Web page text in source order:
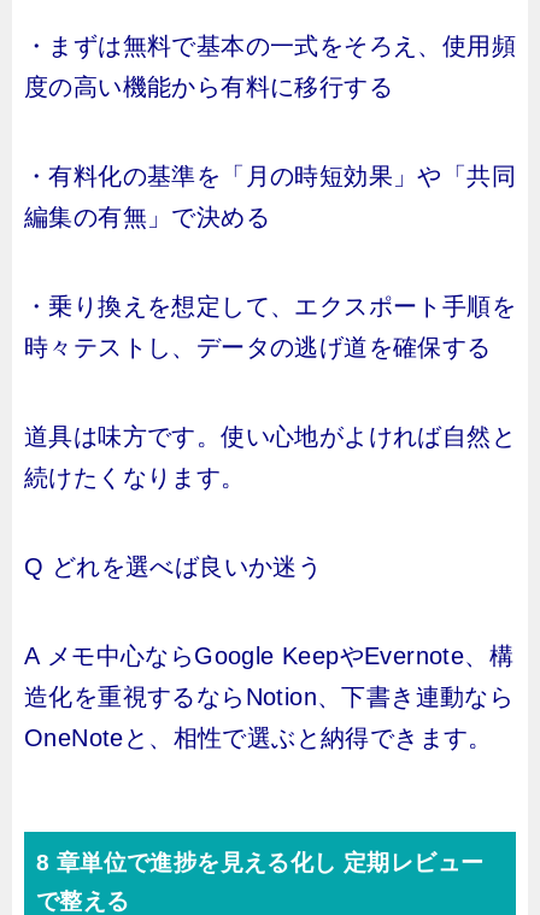
・まずは無料で基本の一式をそろえ、使用頻
度の高い機能から有料に移行する
・有料化の基準を「月の時短効果」や「共同
編集の有無」で決める
・乗り換えを想定して、エクスポート手順を
時々テストし、データの逃げ道を確保する
道具は味方です。使い心地がよければ自然と
続けたくなります。
Q どれを選べば良いか迷う
A メモ中心ならGoogle KeepやEvernote、構
造化を重視するならNotion、下書き連動なら
OneNoteと、相性で選ぶと納得できます。
8 章単位で進捗を見える化し 定期レビュー
で整える